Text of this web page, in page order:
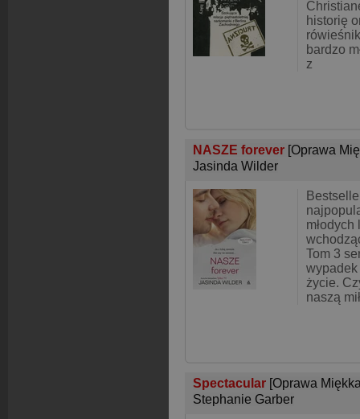
historię
bardzo
z
NASZE forever [Oprawa
Jasinda Wilder
Tom 3
wypadek
życie.
naszą
Spectacular [Oprawa
Stephanie Garber